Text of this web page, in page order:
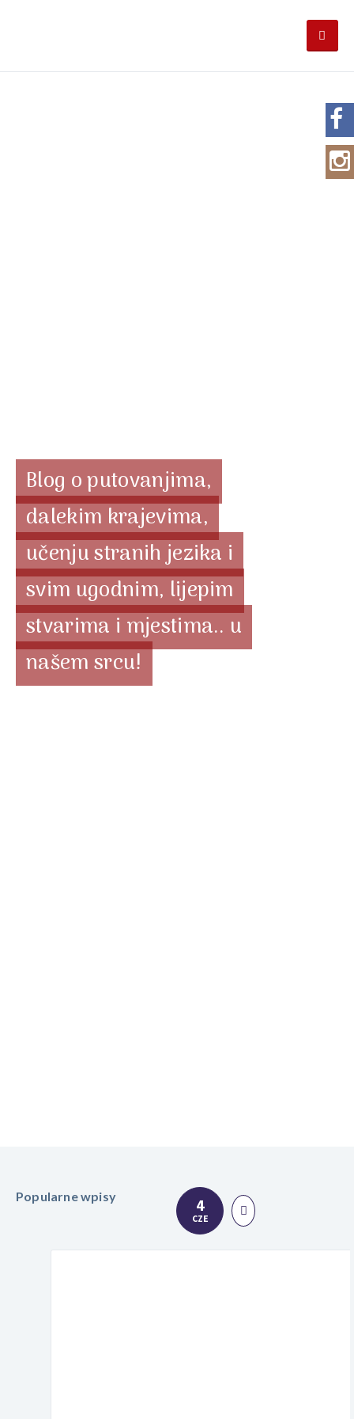
Blog o putovanjima,
dalekim krajevima,
učenju stranih jezika i
svim ugodnim, lijepim
stvarima i mjestima.. u
našem srcu!
4
CZE
Popularne wpisy